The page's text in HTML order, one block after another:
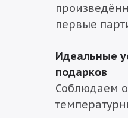
первые
Идеальные
подарков
Соблюдаем